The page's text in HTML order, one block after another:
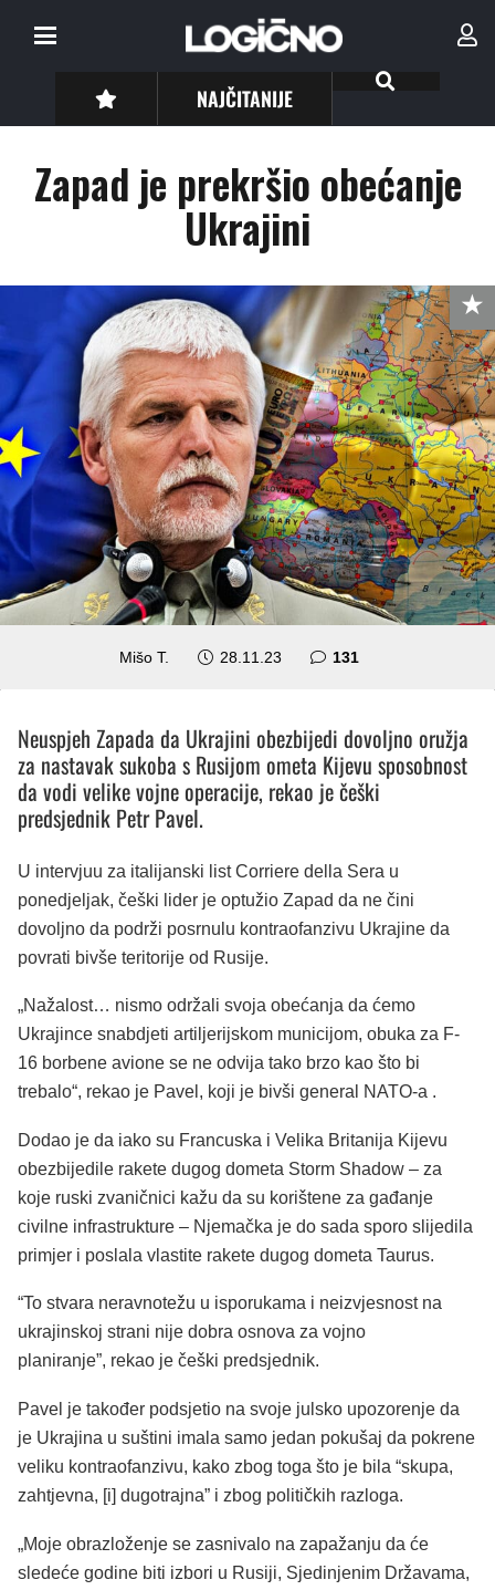
NAJČITANIJE
Zapad je prekršio obećanje
Ukrajini
Mišo T. 28.11.23 131
Neuspjeh Zapada da Ukrajini obezbijedi dovoljno oružja
za nastavak sukoba s Rusijom ometa Kijevu sposobnost
da vodi velike vojne operacije, rekao je češki
predsjednik Petr Pavel.
U intervjuu za italijanski list Corriere della Sera u
ponedjeljak, češki lider je optužio Zapad da ne čini
dovoljno da podrži posrnulu kontraofanzivu Ukrajine da
povrati bivše teritorije od Rusije.
„Nažalost… nismo održali svoja obećanja da ćemo
Ukrajince snabdjeti artiljerijskom municijom, obuka za F-
16 borbene avione se ne odvija tako brzo kao što bi
trebalo“, rekao je Pavel, koji je bivši general NATO-a .
Dodao je da iako su Francuska i Velika Britanija Kijevu
obezbijedile rakete dugog dometa Storm Shadow – za
koje ruski zvaničnici kažu da su korištene za gađanje
civilne infrastrukture – Njemačka je do sada sporo slijedila
primjer i poslala vlastite rakete dugog dometa Taurus.
“To stvara neravnotežu u isporukama i neizvjesnost na
ukrajinskoj strani nije dobra osnova za vojno
planiranje”, rekao je češki predsjednik.
Pavel je također podsjetio na svoje julsko upozorenje da
je Ukrajina u suštini imala samo jedan pokušaj da pokrene
veliku kontraofanzivu, kako zbog toga što je bila “skupa,
zahtjevna, [i] dugotrajna” i zbog političkih razloga.
„Moje obrazloženje se zasnivalo na zapažanju da će
sledeće godine biti izbori u Rusiji, Sjedinjenim Državama,